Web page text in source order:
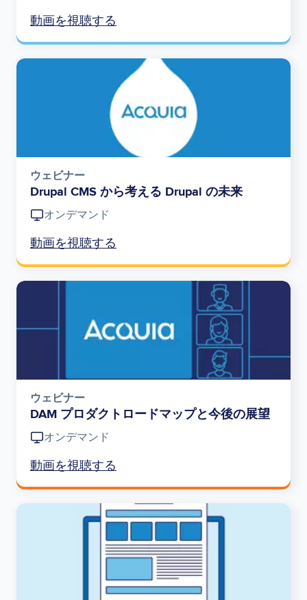
動画を視聴する
Image
ウェビナー
Drupal CMS から考える Drupal の未来
オンデマンド
動画を視聴する
Image
ウェビナー
DAM プロダクトロードマップと今後の展望
オンデマンド
動画を視聴する
Image